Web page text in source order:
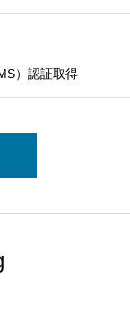
）認証取得